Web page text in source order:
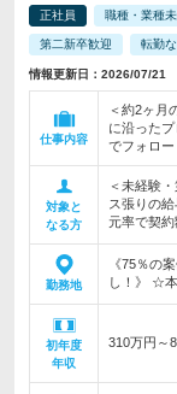
正社員 職種・業種
第二新卒歓迎 転勤な
情報更新日：2026/07/21
仕事内容
＜約2ヶ月
に沿った
でフォロ
対象と
なる方
＜未経験
ス張りの
元率で契
勤務地
《75％の
し！》 ☆
初年度
年収
310万円～